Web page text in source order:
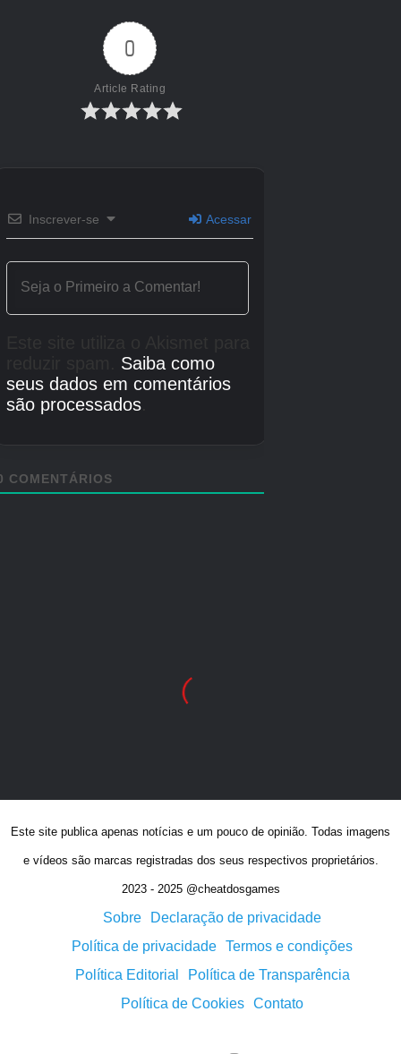
Este site publica apenas notícias e um pouco de opinião. Todas imagens
e vídeos são marcas registradas dos seus respectivos proprietários.
2023 - 2025 @cheatdosgames
Sobre
Declaração de privacidade
Política de privacidade Termos e condições
Política Editorial
Política de Transparência
Política de Cookies Contato